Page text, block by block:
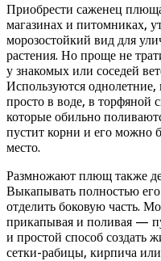
Приобрести саженец
магазинах и питомниках,
морозостойкий вид для
растения. Но проще не
у знакомых или соседей
Используются
просто в воде, в торфяной
которые обильно
пустит корни и его можно
место.
Размножают плющ также
Выкапывать полностью
отделить боковую часть.
прикапывая и поливая —
и простой способ создать
сетки-рабицы, кирпича